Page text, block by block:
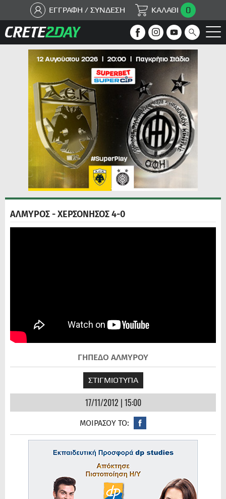
ΕΓΓΡΑΦΗ / ΣΥΝΔΕΣΗ ΚΑΛΑΘΙ 0
ΑΛΜΥΡΟΣ - ΧΕΡΣΟΝΗΣΟΣ 4-0
ΓΗΠΕΔΟ ΑΛΜΥΡΟΥ
ΣΤΙΓΜΙΟΤΥΠΑ
17/11/2012 | 15:00
ΜΟΙΡΑΣΟΥ ΤΟ: